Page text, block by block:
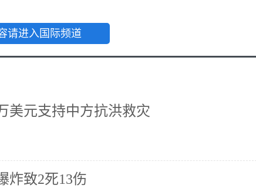
请进入国际频道
美元支持中方抗洪救灾
炸致2死13伤